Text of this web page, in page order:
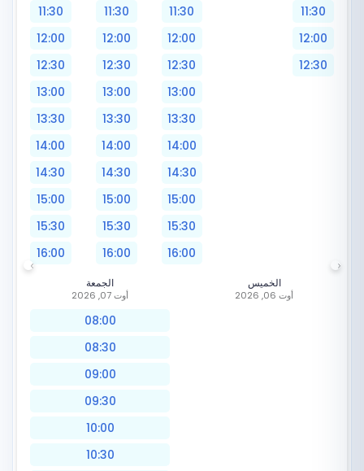
11:30
12:00
12:30
13:00
13:30
14:00
14:30
15:00
15:30
16:00
11:30
12:00
12:30
13:00
13:30
14:00
14:30
15:00
15:30
16:00
11:30
12:00
12:30
13:00
13:30
14:00
14:30
15:00
15:30
16:00
11:30
12:00
12:30
الجمعة
أوت 07, 2026
08:00
08:30
09:00
09:30
10:00
10:30
الخميس
أوت 06, 2026